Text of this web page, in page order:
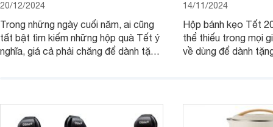
20/12/2024
Trong những ngày cuối năm, ai cũng
tất bật tìm kiếm những hộp quà Tết ý
nghĩa, giá cả phải chăng để dành tặng
- 500k đẹp mắt nhé.
14/11/2024
Hộp bánh kẹo Tết
thể thiếu trong mọi
về dùng để dành
2025 mới vừa sang,
mua sắm cuối năm.